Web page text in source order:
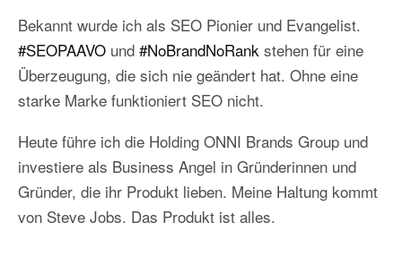
Bekannt wurde ich als SEO Pionier und Evangelist.
#SEOPAAVO und #NoBrandNoRank stehen für eine
Überzeugung, die sich nie geändert hat. Ohne eine
starke Marke funktioniert SEO nicht.
Heute führe ich die Holding ONNI Brands Group und
investiere als Business Angel in Gründerinnen und
Gründer, die ihr Produkt lieben. Meine Haltung kommt
von Steve Jobs. Das Produkt ist alles.